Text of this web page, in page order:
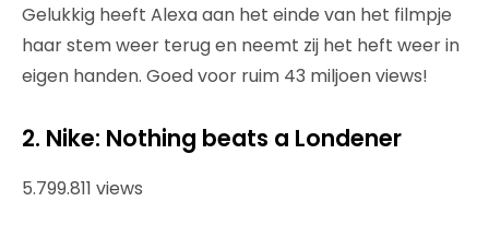
Gelukkig heeft Alexa aan het einde van het filmpje
haar stem weer terug en neemt zij het heft weer in
eigen handen. Goed voor ruim 43 miljoen views!
2. Nike: Nothing beats a Londener
5.799.811 views